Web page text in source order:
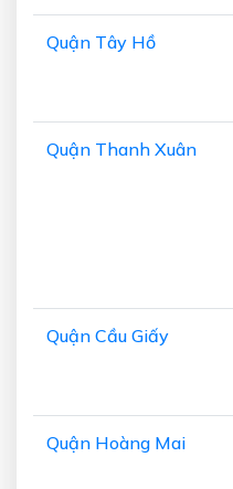
Quận Tây Hồ
Quận Thanh Xuân
Quận Cầu Giấy
Quận Hoàng Mai